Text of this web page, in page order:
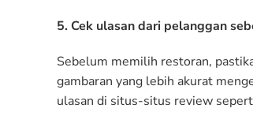
5. Cek ulasan dari pelanggan
Sebelum memilih restoran,
gambaran yang lebih akurat
ulasan di situs-situs review